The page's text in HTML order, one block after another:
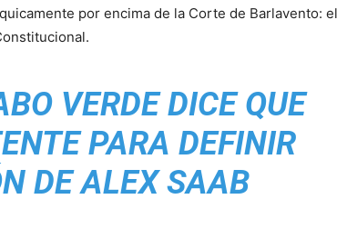
por encima de la Corte de Barlavento: el
VERDE DICE QUE
PARA DEFINIR
DE ALEX SAAB